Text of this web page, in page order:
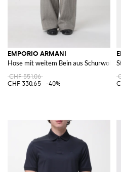
EMPORIO ARMANI
Hose mit weitem Bein aus Schurwoll-
CHF 551.06
CHF 330.65
-40%